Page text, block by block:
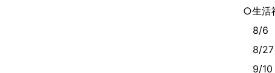
○生活福祉
8/6 ビジネス
8/27 身体の中
9/10 携帯ス